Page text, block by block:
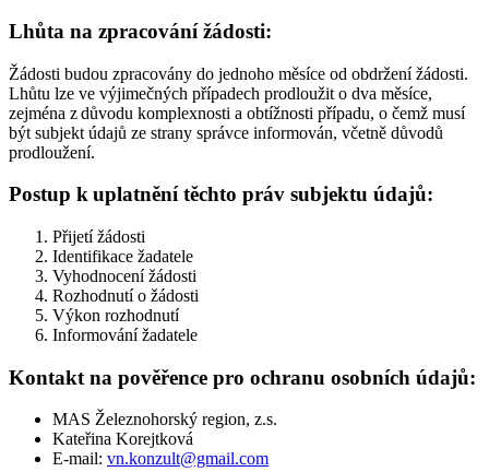
Lhůta na zpracování žádosti:
Žádosti budou zpracovány do jednoho měsíce od obdržení žádosti.
Lhůtu lze ve výjimečných případech prodloužit o dva měsíce,
zejména z důvodu komplexnosti a obtížnosti případu, o čemž musí
být subjekt údajů ze strany správce informován, včetně důvodů
prodloužení.
Postup k uplatnění těchto práv subjektu údajů:
Přijetí žádosti
Identifikace žadatele
Vyhodnocení žádosti
Rozhodnutí o žádosti
Výkon rozhodnutí
Informování žadatele
Kontakt na pověřence pro ochranu osobních údajů:
MAS Železnohorský region, z.s.
Kateřina Korejtková
E-mail: vn.konzult@gmail.com